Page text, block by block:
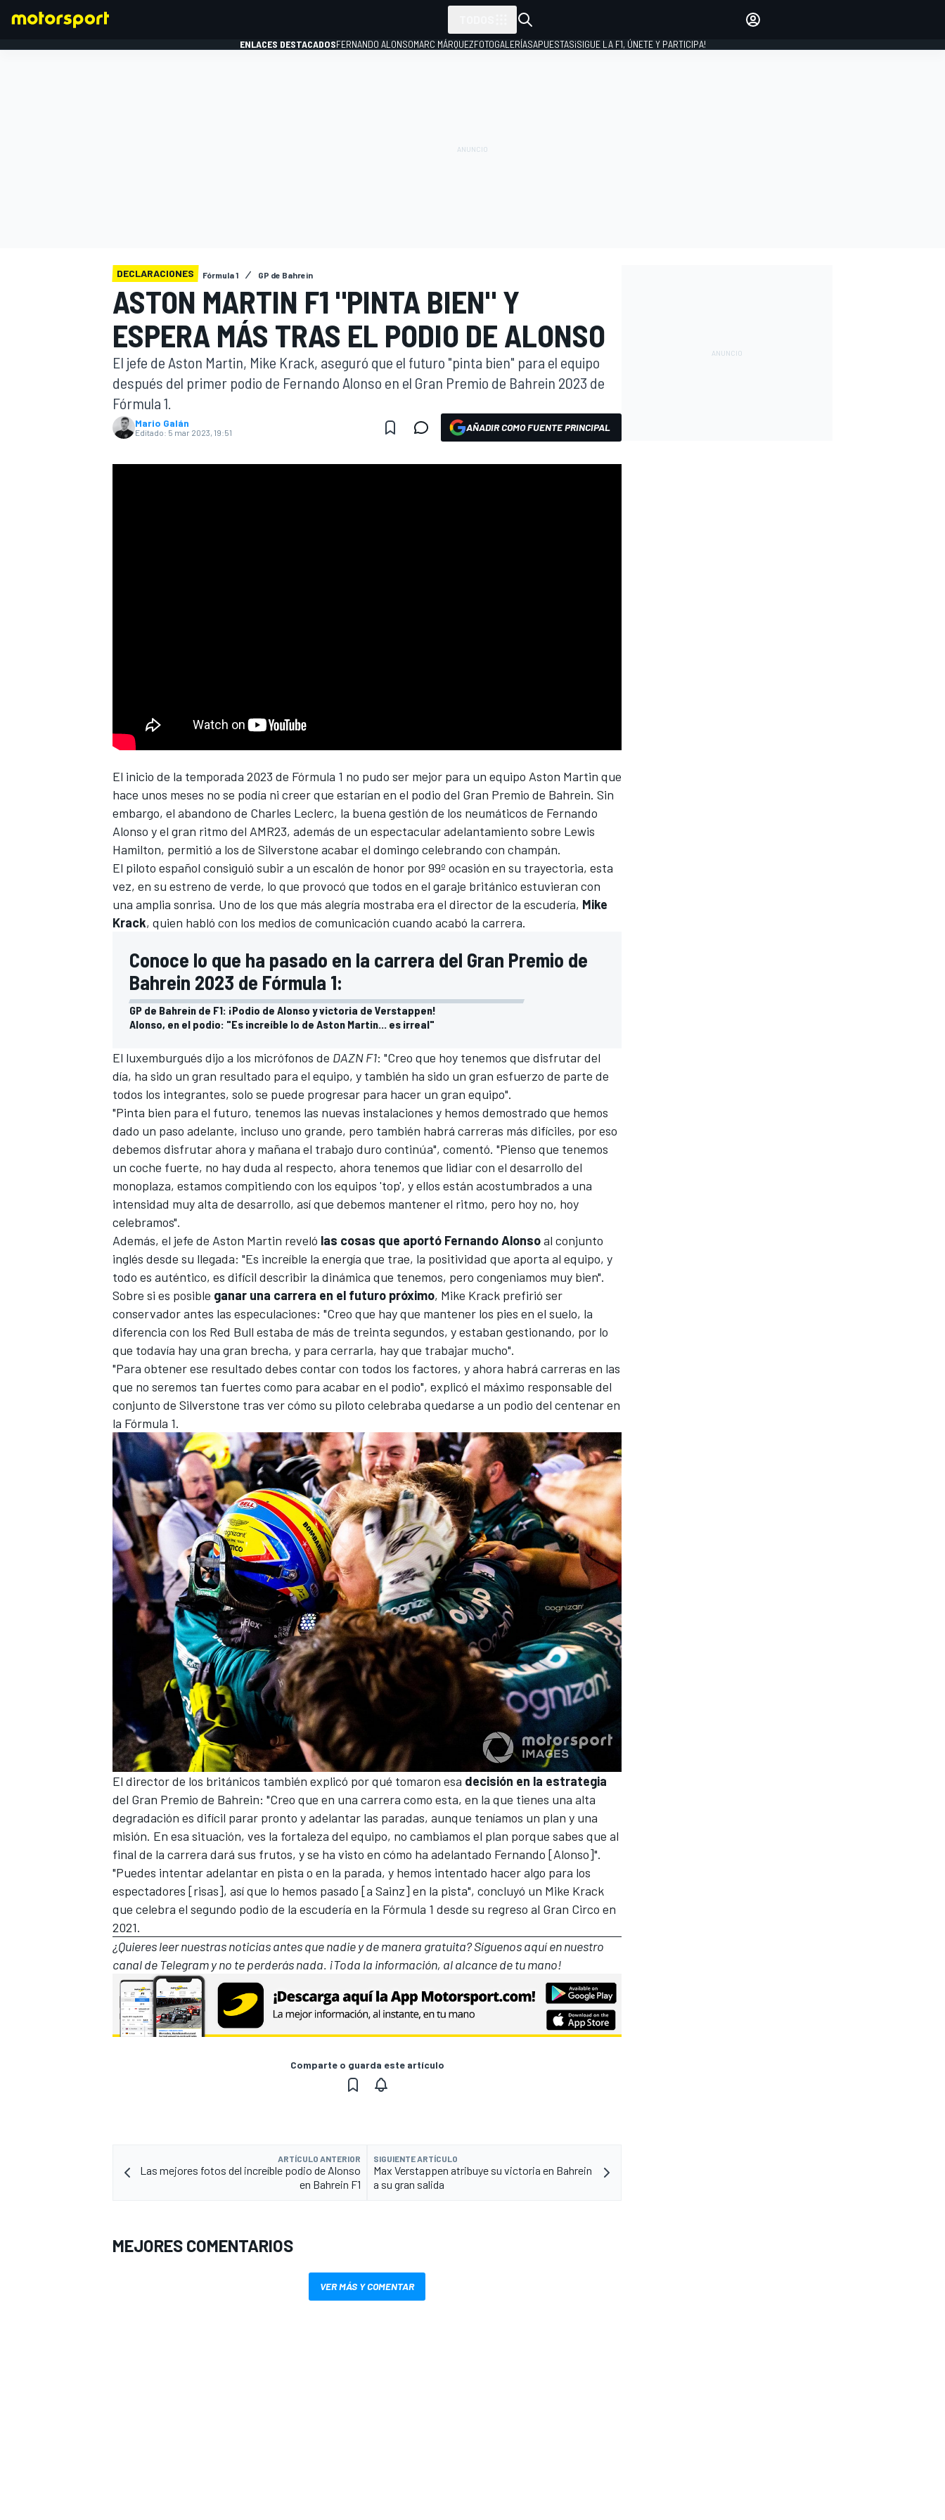
MÁS CATEGORÍAS
ENLACES DESTACADOSFERNANDO ALONSOMARC MÁRQUEZFOTOGALERÍASAPUESTAS¡SIGUE LA F1, ÚNETE Y PARTICIPA!
DECLARACIONES Fórmula 1 GP de Bahrein
ASTON MARTIN F1 "PINTA BIEN" Y
ESPERA MÁS TRAS EL PODIO DE ALONSO
El jefe de Aston Martin, Mike Krack, aseguró que el futuro "pinta bien" para el equipo
después del primer podio de Fernando Alonso en el Gran Premio de Bahrein 2023 de
Fórmula 1.
Mario Galán
Editado: 5 mar 2023, 19:51 AÑADIR COMO FUENTE PRINCIPAL
El inicio de la temporada 2023 de Fórmula 1 no pudo ser mejor para un equipo Aston Martin que
hace unos meses no se podía ni creer que estarían en el podio del Gran Premio de Bahrein. Sin
embargo, el abandono de Charles Leclerc, la buena gestión de los neumáticos de Fernando
Alonso y el gran ritmo del AMR23, además de un espectacular adelantamiento sobre Lewis
Hamilton, permitió a los de Silverstone acabar el domingo celebrando con champán.
El piloto español consiguió subir a un escalón de honor por99º ocasión en su trayectoria, esta
vez, en su estreno de verde, lo que provocó que todos en el garaje británico estuvieran con
una amplia sonrisa. Uno de los que más alegría mostraba era el director de la escudería, Mike
Krack, quien habló con los medios de comunicación cuando acabó la carrera.
Conoce lo que ha pasado en la carrera del Gran Premio de
Bahrein 2023 de Fórmula 1:
GP de Bahrein de F1: ¡Podio de Alonso y victoria de Verstappen!
Alonso, en el podio: "Es increíble lo de Aston Martin... es irreal"
El luxemburgués dijo a los micrófonos de DAZN F1: "Creo que hoy tenemos que disfrutar del
día, ha sido un gran resultado para el equipo, y también ha sido un gran esfuerzo de parte de
todos los integrantes, solo se puede progresar para hacer un gran equipo".
"Pinta bien para el futuro, tenemos las nuevas instalaciones y hemos demostrado que hemos
dado un paso adelante, incluso uno grande, pero también habrá carreras más difíciles, por eso
debemos disfrutar ahora y mañana el trabajo duro continúa", comentó. "Pienso que tenemos
un coche fuerte, no hay duda al respecto, ahora tenemos que lidiar con el desarrollo del
monoplaza, estamos compitiendo con los equipos 'top', y ellos están acostumbrados a una
intensidad muy alta de desarrollo, así que debemos mantener el ritmo, pero hoy no, hoy
celebramos".
Además, el jefe de Aston Martin reveló las cosas que aportó Fernando Alonsoal conjunto
inglés desde su llegada: "Es increíble la energía que trae, la positividad que aporta al equipo, y
todo es auténtico, es difícil describir la dinámica que tenemos, pero congeniamos muy bien".
Sobre si es posible ganar una carrera en el futuro próximo, Mike Krack prefirió ser
conservador antes las especulaciones: "Creo que hay que mantener los pies en el suelo, la
diferencia con los Red Bull estaba de más de treinta segundos, y estaban gestionando, por lo
que todavía hay una gran brecha, y para cerrarla, hay que trabajar mucho".
"Para obtener ese resultado debes contar con todos los factores, y ahora habrá carreras en las
que no seremos tan fuertes como para acabar en el podio", explicó el máximo responsable del
conjunto de Silverstone tras ver cómo su piloto celebraba quedarse a un podio del centenar en
la Fórmula 1.
El director de los británicos también explicó por qué tomaron esa decisión en la estrategia
del Gran Premio de Bahrein: "Creo que en una carrera como esta, en la que tienes una alta
degradación es difícil parar pronto y adelantar las paradas, aunque teníamos un plan y una
misión. En esa situación, ves la fortaleza del equipo, no cambiamos el plan porque sabes que al
final de la carrera dará sus frutos, y se ha visto en cómo ha adelantado Fernando [Alonso]".
"Puedes intentar adelantar en pista o en la parada, y hemos intentado hacer algo para los
espectadores [risas], así que lo hemos pasado [a Sainz] en la pista", concluyó un Mike Krack
que celebra el segundo podio de la escudería en la Fórmula 1 desde su regreso al Gran Circo en
2021.
¿Quieres leer nuestras noticias antes que nadie y de manera gratuita? Síguenosaquí en nuestro
canal de Telegramy no te perderás nada. ¡Toda la información, al alcance de tu mano!
Comparte o guarda este artículo
ARTÍCULO ANTERIOR
Las mejores fotos del increíble podio de Alonso
en Bahrein F1
SIGUIENTE ARTÍCULO
Max Verstappen atribuye su victoria en Bahrein
a su gran salida
MEJORES COMENTARIOS
VER MÁS Y COMENTAR